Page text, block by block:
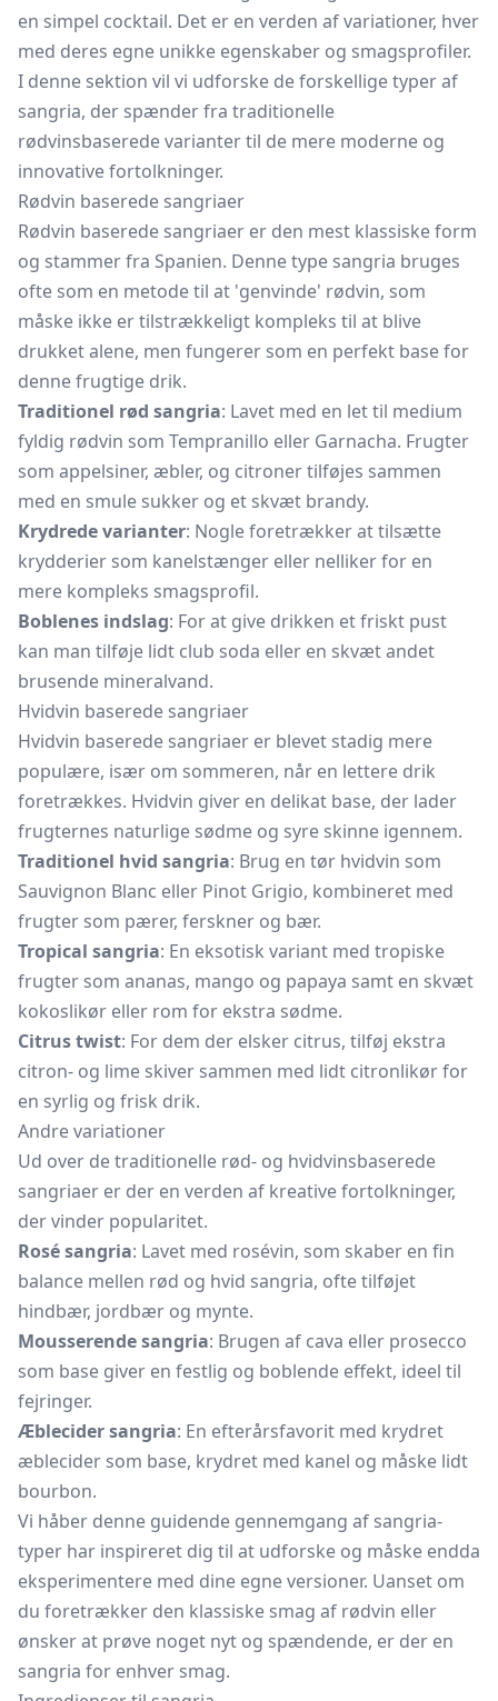
en simpel cocktail. Det er en verden af variationer, hver
med deres egne unikke egenskaber og smagsprofiler.
I denne sektion vil vi udforske de forskellige typer af
sangria, der spænder fra traditionelle
rødvinsbaserede varianter til de mere moderne og
innovative fortolkninger.
Rødvin baserede sangriaer
Rødvin baserede sangriaer er den mest klassiske form
og stammer fra Spanien. Denne type sangria bruges
ofte som en metode til at 'genvinde' rødvin, som
måske ikke er tilstrækkeligt kompleks til at blive
drukket alene, men fungerer som en perfekt base for
denne frugtige drik.
Traditionel rød sangria: Lavet med en let til medium
fyldig rødvin som Tempranillo eller Garnacha. Frugter
som appelsiner, æbler, og citroner tilføjes sammen
med en smule sukker og et skvæt brandy.
Krydrede varianter: Nogle foretrækker at tilsætte
krydderier som kanelstænger eller nelliker for en
mere kompleks smagsprofil.
Boblenes indslag: For at give drikken et friskt pust
kan man tilføje lidt club soda eller en skvæt andet
brusende mineralvand.
Hvidvin baserede sangriaer
Hvidvin baserede sangriaer er blevet stadig mere
populære, især om sommeren, når en lettere drik
foretrækkes. Hvidvin giver en delikat base, der lader
frugternes naturlige sødme og syre skinne igennem.
Traditionel hvid sangria: Brug en tør hvidvin som
Sauvignon Blanc eller Pinot Grigio, kombineret med
frugter som pærer, ferskner og bær.
Tropical sangria: En eksotisk variant med tropiske
frugter som ananas, mango og papaya samt en skvæt
kokoslikør eller rom for ekstra sødme.
Citrus twist: For dem der elsker citrus, tilføj ekstra
citron- og lime skiver sammen med lidt citronlikør for
en syrlig og frisk drik.
Andre variationer
Ud over de traditionelle rød- og hvidvinsbaserede
sangriaer er der en verden af kreative fortolkninger,
der vinder popularitet.
Rosé sangria: Lavet med rosévin, som skaber en fin
balance mellen rød og hvid sangria, ofte tilføjet
hindbær, jordbær og mynte.
Mousserende sangria: Brugen af cava eller prosecco
som base giver en festlig og boblende effekt, ideel til
fejringer.
Æblecider sangria: En efterårsfavorit med krydret
æblecider som base, krydret med kanel og måske lidt
bourbon.
Vi håber denne guidende gennemgang af sangria-
typer har inspireret dig til at udforske og måske endda
eksperimentere med dine egne versioner. Uanset om
du foretrækker den klassiske smag af rødvin eller
ønsker at prøve noget nyt og spændende, er der en
sangria for enhver smag.